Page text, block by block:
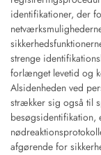
identifikationer, der
strenge
forlænget levetid og
Alsidenheden ved
strækker sig også til
besøgsidentifikation,
afgørende for